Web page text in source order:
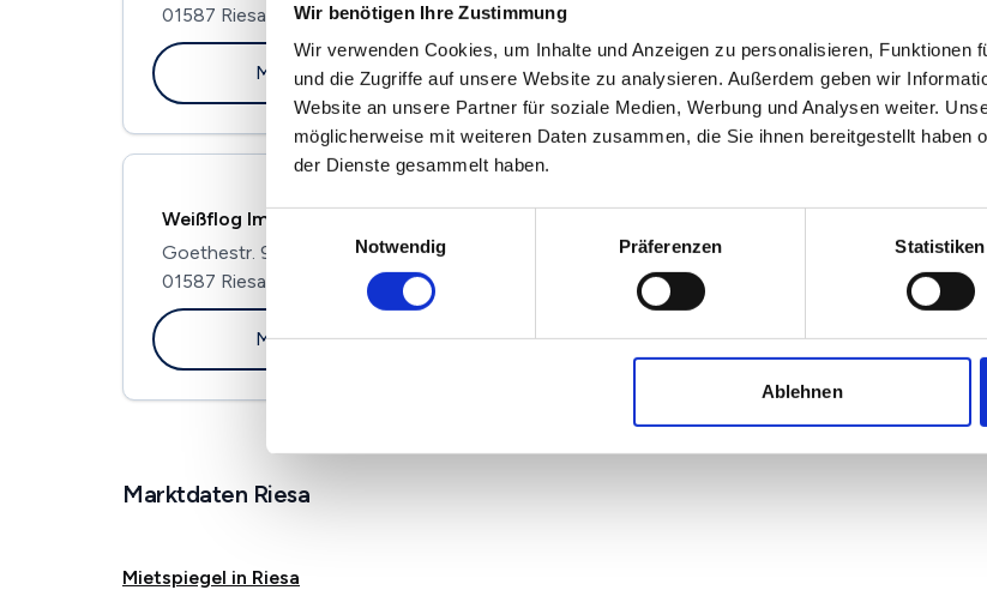
Wir benötigen Ihre Zustimmung
Wir verwenden Cookies, um Inhalte und Anzeigen zu personalisieren, Funktionen
und die Zugriffe auf unsere Website zu analysieren. Außerdem geben wir
Website an unsere Partner für soziale Medien, Werbung und Analysen weiter.
möglicherweise mit weiteren Daten zusammen, die Sie ihnen bereitgestellt haben
der Dienste gesammelt haben.
Einwilligungsauswahl
Notwendig
Präferenzen Statistiken
Ablehnen
01587 Riesa
Maklerprofil ansehen Maklerprofil ansehen
Weißflog Immobilien
Goethestr. 96a
01587 Riesa
Maklerprofil ansehen
Oschatzer Str. 24
01616 Strehla
Maklerprofil ansehen
Marktdaten Riesa
Mietspiegel in Riesa